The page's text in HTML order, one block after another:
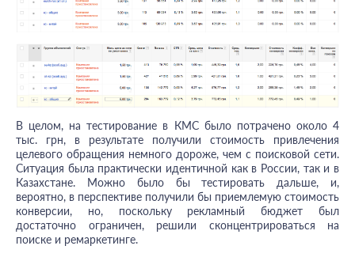
В целом, на тестирование в КМС было потрачено около 4
тыс. грн, в результате получили стоимость привлечения
целевого обращения немного дороже, чем с поисковой сети.
Ситуация была практически идентичной как в России, так и в
Казахстане. Можно было бы тестировать дальше, и,
вероятно, в перспективе получили бы приемлемую стоимость
конверсии, но, поскольку рекламный бюджет был
достаточно ограничен, решили сконцентрироваться на
поиске и ремаркетинге.